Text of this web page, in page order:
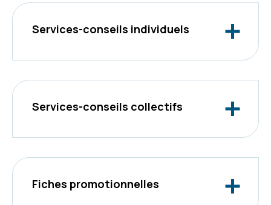
Services-conseils individuels
Services-conseils collectifs
Fiches promotionnelles